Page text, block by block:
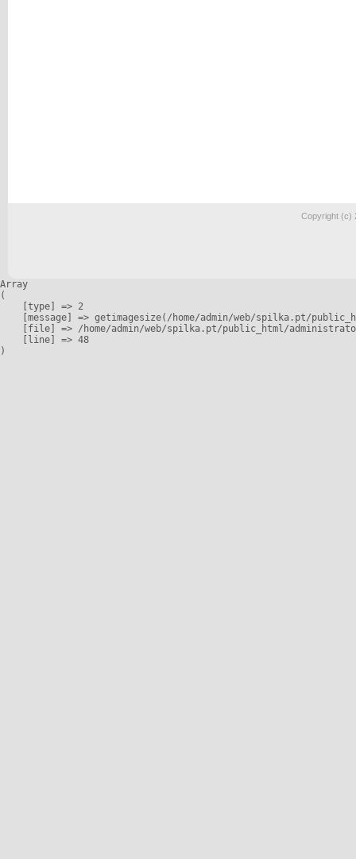
Copyright (c)
Array
(
    [type] => 2
[message] => getimagesize(/home/admin/web/spilka.pt/
[file] => /home/admin/web/spilka.pt/public_html/
    [line] => 48